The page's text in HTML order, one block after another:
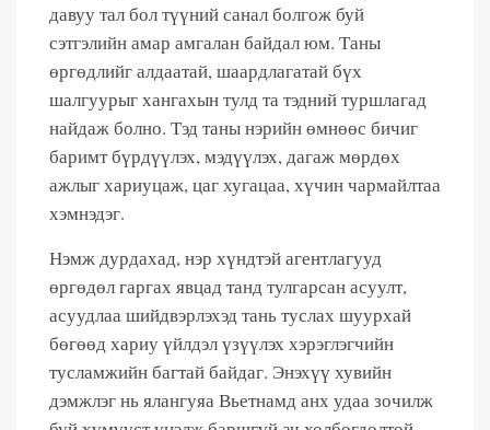
давуу тал бол түүний санал болгож буй
сэтгэлийн амар амгалан байдал юм. Таны
өргөдлийг алдаатай, шаардлагатай бүх
шалгуурыг хангахын тулд та тэдний туршлагад
найдаж болно. Тэд таны нэрийн өмнөөс бичиг
баримт бүрдүүлэх, мэдүүлэх, дагаж мөрдөх
ажлыг хариуцаж, цаг хугацаа, хүчин чармайлтаа
хэмнэдэг.
Нэмж дурдахад, нэр хүндтэй агентлагууд
өргөдөл гаргах явцад танд тулгарсан асуулт,
асуудлаа шийдвэрлэхэд тань туслах шуурхай
бөгөөд хариу үйлдэл үзүүлэх хэрэглэгчийн
тусламжийн багтай байдаг. Энэхүү хувийн
дэмжлэг нь ялангуяа Вьетнамд анх удаа зочилж